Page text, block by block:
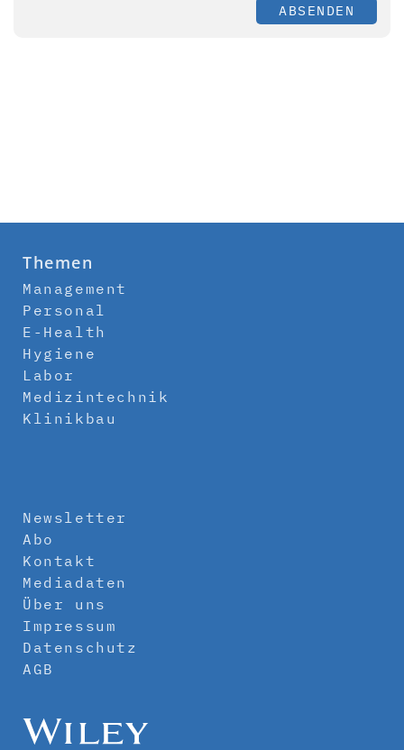
ABSENDEN
Themen
Management
Personal
E-Health
Hygiene
Labor
Medizintechnik
Klinikbau
Newsletter
Abo
Kontakt
Mediadaten
Über uns
Impressum
Datenschutz
AGB